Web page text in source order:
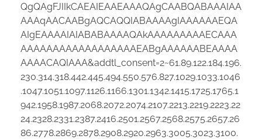
QgQAgFJIIkCAEAIEAAEAAAQAgCAABQABAAAIAA
AAAqAACAABgAQCAQQIABAAAAgIAAAAAAEQA
AIgEAAAAIAIABABAAAAQAkAAAAAAAAAECAAA
AAAAAAAAAAAAAAAAAAEABgAAAAAABEAAAA
AAAACAQIAAA&addtl_consent=2~61.89.122.184.196.
230.314.318.442.445.494.550.576.827.1029.1033.1046
.1047.1051.1097.1126.1166.1301.1342.1415.1725.1765.1
942.1958.1987.2068.2072.2074.2107.2213.2219.2223.22
24.2328.2331.2387.2416.2501.2567.2568.2575.2657.26
86.2778.2869.2878.2908.2920.2963.3005.3023.3100.